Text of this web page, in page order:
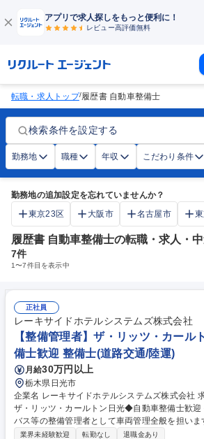
アプリで求人探しをもっと便利に！
レビュー高評価無料
転職・求人トップ/履歴書 自動車整備士
検索条件を設定する
勤務地 職種 年収 こだわり条件
勤務地の追加設定を忘れていませんか？
東京23区
大阪市 名古屋市
履歴書 自動車整備士の転職・求人・
7件
1〜7件目を表示中
正社員
レーキサイドホテルシステムズ株式会社
【整備管理者】ザ・リッツ・カール
備士歓迎 整備士(道路交通/陸運)
月給30万円以上
栃木県日光市
企業名 レーキサイドホテルシステムズ株式会社 求人名 【整備管理者】
ザ・リッツ・カールトン日光◆自動車整備士歓迎 仕事の内容 ホテル送迎
バス等の整備管理者として車両管理全般を担い
や定期点検計画の策定、外部の専門業者へのメン
業界未経験歓迎 転勤なし 退職金あり